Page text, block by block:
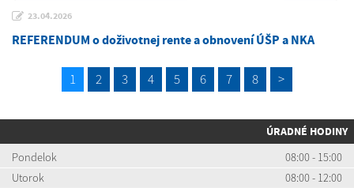
23.04.2026
REFERENDUM o doživotnej rente a obnovení ÚŠP a NKA
1 2 3 4 5 6 7 8 >
ÚRADNÉ HODINY
Pondelok
08:00 - 15:00
Utorok
08:00 - 12:00